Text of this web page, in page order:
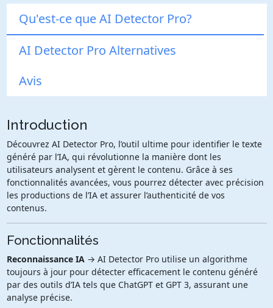
Qu'est-ce que AI Detector Pro?
AI Detector Pro Alternatives
Avis
Introduction
Découvrez AI Detector Pro, l’outil ultime pour identifier le texte
généré par l’IA, qui révolutionne la manière dont les
utilisateurs analysent et gèrent le contenu. Grâce à ses
fonctionnalités avancées, vous pourrez détecter avec précision
les productions de l’IA et assurer l’authenticité de vos
contenus.
Fonctionnalités
Reconnaissance IA→ AI Detector Pro utilise un algorithme
toujours à jour pour détecter efficacement le contenu généré
par des outils d’IA tels que ChatGPT et GPT 3, assurant une
analyse précise.